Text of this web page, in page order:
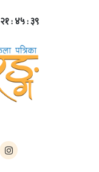
२१ : ४५ : ४०